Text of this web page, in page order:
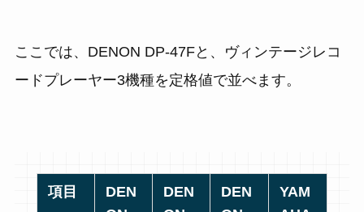
ここでは、DENON DP-47Fと、ヴィンテージレコ
ードプレーヤー3機種を定格値で並べます。
項目
DEN
DEN
DEN
YAM